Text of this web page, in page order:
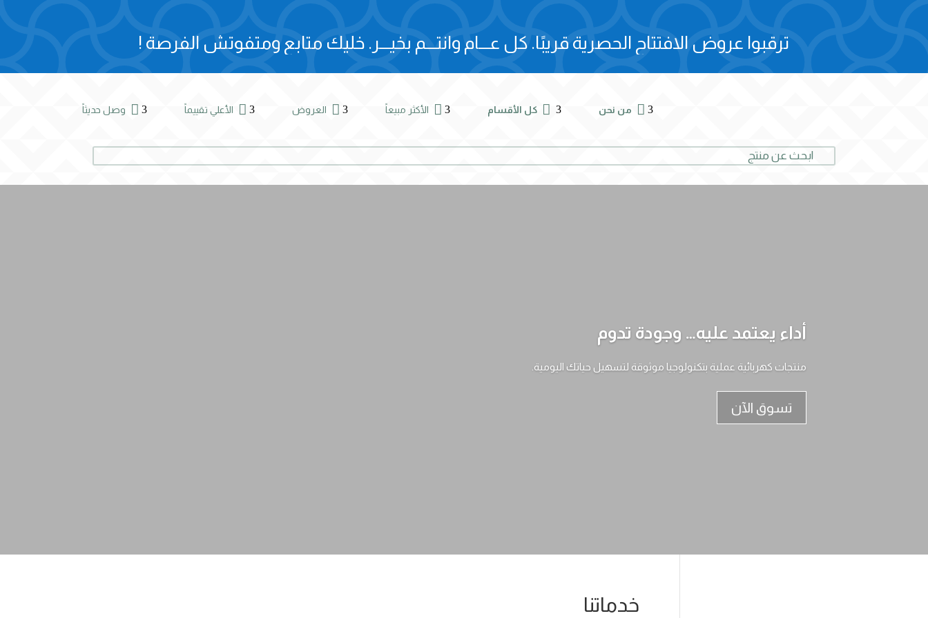
ترقبوا عروض الافتتاح الحصرية قريبًا. كل عـــام وانتـــم بخيـــر. خليك متابع ومتفوتش الفرصة !
3
 من نحن 3
 كل الأقسام 3
 الأكثر مبيعاً 3
 العروض 3
 الأعلي تقييماً 3
 وصل حديثاً
أداء يعتمد عليه… وجودة تدوم
منتجات كهربائية عملية بتكنولوجيا موثوقة لتسهيل حياتك اليومية.
تسوق الآن
خدماتنا